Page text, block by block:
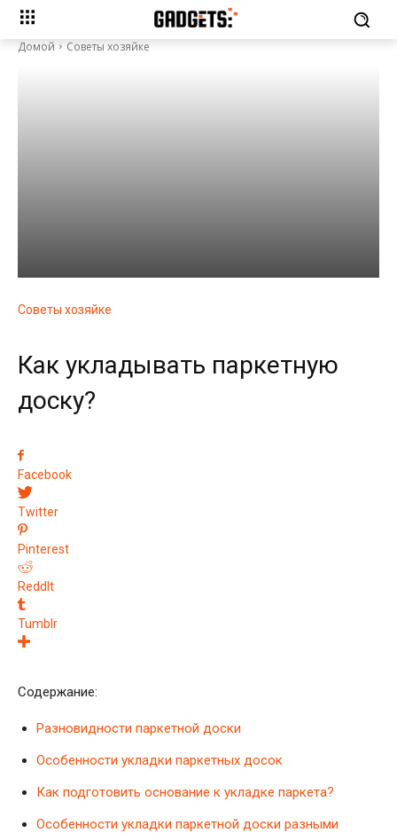
Домой Советы хозяйке
Советы хозяйке
Как укладывать паркетную
доску?
Facebook
Twitter
Pinterest
ReddIt
Tumblr
Содержание:
Разновидности паркетной доски
Особенности укладки паркетных досок
Как подготовить основание к укладке паркета?
Особенности укладки паркетной доски разными